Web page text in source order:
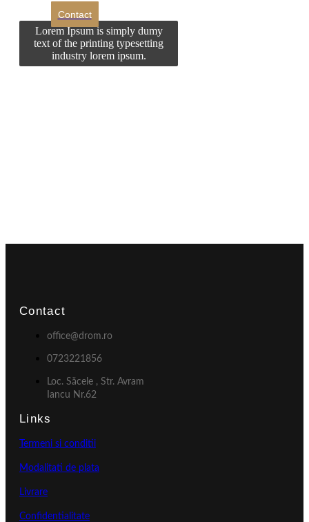
Contact
Lorem Ipsum is simply dumy
text of the printing typesetting
industry lorem ipsum.
Contact
office@drom.ro
0723221856
Loc. Săcele , Str. Avram
Iancu Nr.62
Links
Termeni si conditii
Modalitati de plata
Livrare
Confidentialitate